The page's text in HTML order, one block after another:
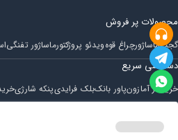
محصولات پر فروش
گجتماساژورچراغ قوهویدئو پروژکتورماساژور تفنگی
دسترسی سریع
خرید از آمازونپاور بانکبلک فرایدیپنکه شارژی
مجله ایران باباحساب کاربری